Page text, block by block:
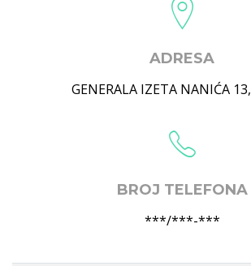
ADRESA
GENERALA IZETA NANIĆA 13,
BROJ TELEFONA
***/***-***